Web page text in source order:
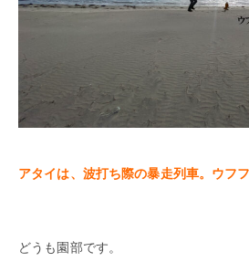
アタイは、波打ち際の暴走列車。ウフ
どうも園部です。